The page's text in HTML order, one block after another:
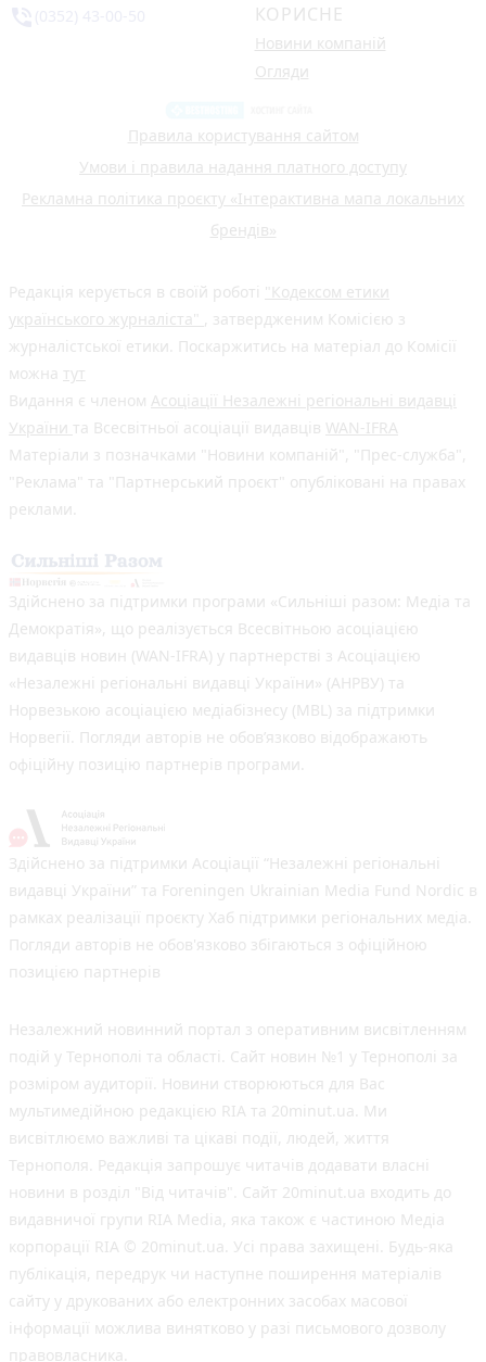
КОРИСНЕ
Новини компаній
Огляди
Правила користування сайтом
Умови і правила надання платного доступу
Рекламна політика проєкту «Інтерактивна мапа локальних
брендів»
Редакція керується в своїй роботі "Кодексом етики
українського журналіста" , затвердженим Комісією з
журналістської етики. Поскаржитись на матеріал до Комісії
можна тут
Видання є членом Асоціації Незалежні регіональні видавці
України та Всесвітньої асоціації видавців WAN-IFRA
Матеріали з позначками "Новини компаній", "Прес-служба",
"Реклама" та "Партнерський проєкт" опубліковані на правах
реклами.
Здійснено за підтримки програми «Сильніші разом: Медіа та
Демократія», що реалізується Всесвітньою асоціацією
видавців новин (WAN-IFRA) у партнерстві з Асоціацією
«Незалежні регіональні видавці України» (АНРВУ) та
Норвезькою асоціацією медіабізнесу (MBL) за підтримки
Норвегії. Погляди авторів не обов’язково відображають
офіційну позицію партнерів програми.
Здійснено за підтримки Асоціації “Незалежні регіональні
видавці України” та Foreningen Ukrainian Media Fund Nordic в
рамках реалізації проєкту Хаб підтримки регіональних медіа.
Погляди авторів не обов'язково збігаються з офіційною
позицією партнерів
Незалежний новинний портал з оперативним висвітленням
подій у Тернополі та області. Сайт новин №1 у Тернополі за
розміром аудиторії. Новини створюються для Вас
мультимедійною редакцією RIA та 20minut.ua. Ми
висвітлюємо важливі та цікаві події, людей, життя
Тернополя. Редакція запрошує читачів додавати власні
новини в розділ "Від читачів". Сайт 20minut.ua входить до
видавничої групи RIA Media, яка також є частиною Медіа
корпорації RIA © 20minut.ua. Усі права захищені. Будь-яка
публiкацiя, передрук чи наступне поширення матеріалів
сайту у друкованих або електронних засобах масової
інформації можлива винятково у разі письмового дозволу
правовласника.